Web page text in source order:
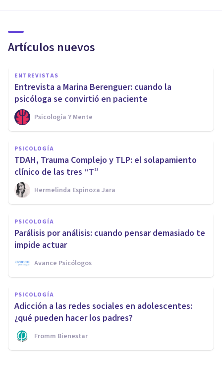
Artículos nuevos
ENTREVISTAS
Entrevista a Marina Berenguer: cuando la
psicóloga se convirtió en paciente
Psicología Y Mente
PSICOLOGÍA
TDAH, Trauma Complejo y TLP: el solapamiento
clínico de las tres “T”
Hermelinda Espinoza Jara
PSICOLOGÍA
Parálisis por análisis: cuando pensar demasiado te
impide actuar
Avance Psicólogos
PSICOLOGÍA
Adicción a las redes sociales en adolescentes:
¿qué pueden hacer los padres?
Fromm Bienestar